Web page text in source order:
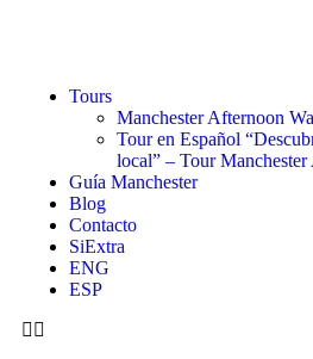
Tours
Manchester Afternoon
Tour en Español
local” – Tour
Guía Manchester
Blog
Contacto
SiExtra
ENG
ESP